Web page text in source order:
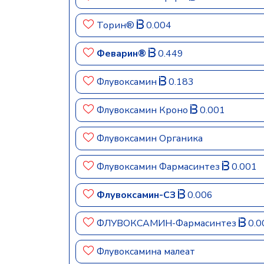
Торин® 0.004
Феварин® 0.449
Флувоксамин 0.183
Флувоксамин Кроно 0.001
Флувоксамин Органика
Флувоксамин Фармасинтез 0.001
Флувоксамин-СЗ 0.006
ФЛУВОКСАМИН-Фармасинтез
Флувоксамина малеат